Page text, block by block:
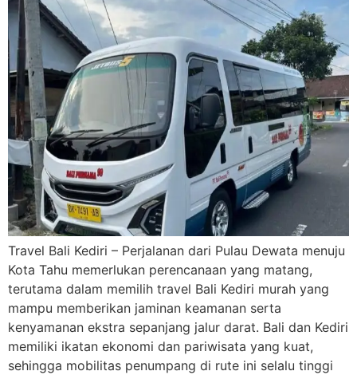
Travel Bali Kediri – Perjalanan dari Pulau Dewata menuju
Kota Tahu memerlukan perencanaan yang matang,
terutama dalam memilih travel Bali Kediri murah yang
mampu memberikan jaminan keamanan serta
kenyamanan ekstra sepanjang jalur darat. Bali dan Kediri
memiliki ikatan ekonomi dan pariwisata yang kuat,
sehingga mobilitas penumpang di rute ini selalu tinggi